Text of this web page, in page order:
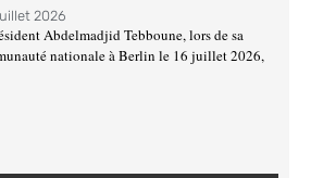
2026
Abdelmadjid Tebboune, lors de sa
nationale à Berlin le 16 juillet 2026,